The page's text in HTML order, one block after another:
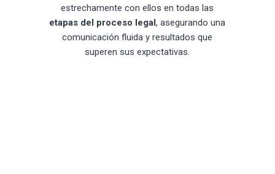
estrechamente con ellos en todas las
etapas del proceso legal, asegurando una
comunicación fluida y resultados que
superen sus expectativas.